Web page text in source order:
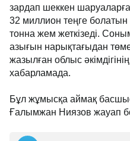
зардап шеккен
32 миллион теңге
тонна жем жеткізеді.
азығын нарықтағыдан
жазылған облыс
хабарламада.
Бұл жұмысқа аймақ
Ғалымжан Ниязов жауап